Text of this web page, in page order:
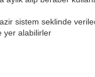
sistem seklinde
yer alabilirler